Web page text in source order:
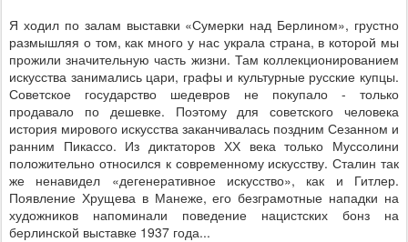
Я ходил по залам выставки «Сумерки над Берлином», грустно
размышляя о том, как много у нас украла страна, в которой мы
прожили значительную часть жизни. Там коллекционированием
искусства занимались цари, графы и культурные русские купцы.
Советское государство шедевров не покупало - только
продавало по дешевке. Поэтому для советского человека
история мирового искусства заканчивалась поздним Сезанном и
ранним Пикассо. Из диктаторов ХХ века только Муссолини
положительно относился к современному искусству. Сталин так
же ненавидел «дегенеративное искусство», как и Гитлер.
Появление Хрущева в Манеже, его безграмотные нападки на
художников напоминали поведение нацистских бонз на
берлинской выставке 1937 года...